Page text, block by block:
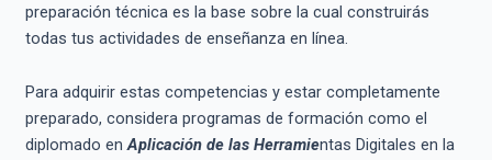
preparación técnica es la base sobre la cual construirás
todas tus actividades de enseñanza en línea.
Para adquirir estas competencias y estar completamente
preparado, considera programas de formación como el
diplomado enAplicación de las Herramientas Digitales en la